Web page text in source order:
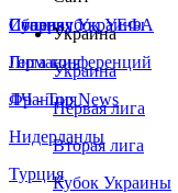
Сборная Украины
Италия
Германия
Франция
Нидерланды
Турция
Суперкубок УЕФА
Лига конференций
ЛЧ - Top News
Украина
Украина
Первая лига
Вторая лига
Кубок Украины